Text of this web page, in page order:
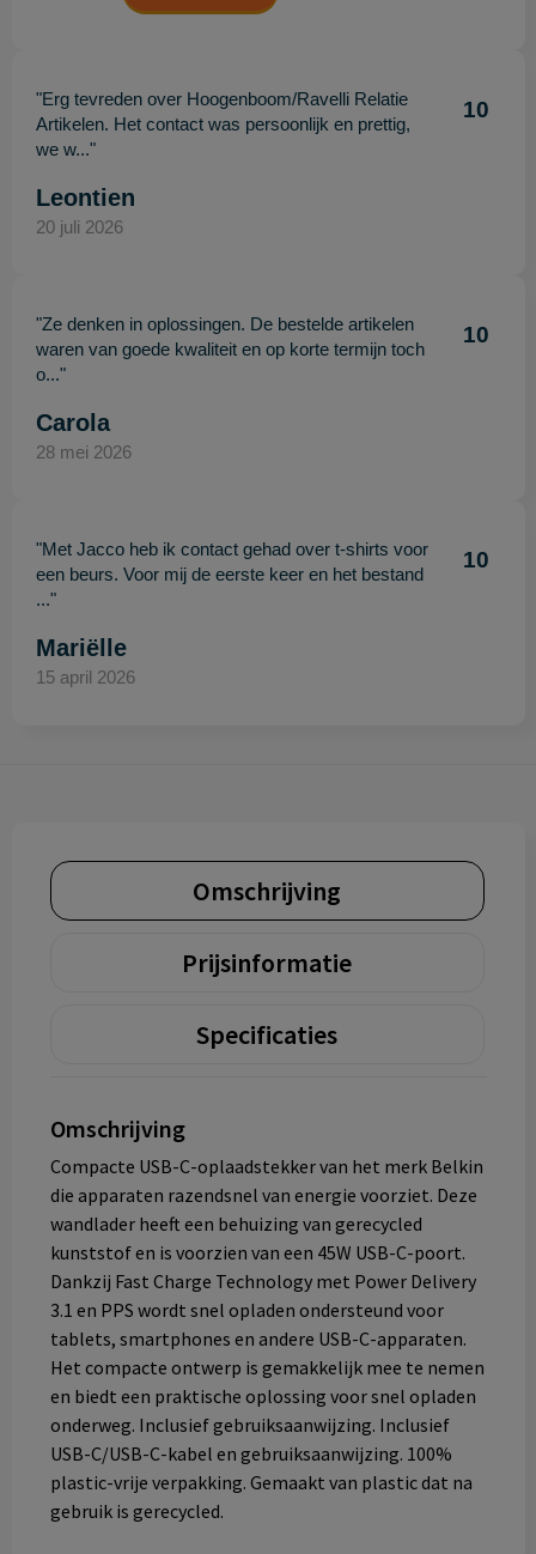
"Erg tevreden over Hoogenboom/Ravelli Relatie
Artikelen. Het contact was persoonlijk en prettig,
we w..."
10
Leontien
20 juli 2026
"Ze denken in oplossingen. De bestelde artikelen
waren van goede kwaliteit en op korte termijn toch
o..."
10
Carola
28 mei 2026
"Met Jacco heb ik contact gehad over t-shirts voor
een beurs. Voor mij de eerste keer en het bestand
..."
10
Mariëlle
15 april 2026
Omschrijving
Prijsinformatie
Specificaties
Omschrijving
Compacte USB-C-oplaadstekker van het merk Belkin
die apparaten razendsnel van energie voorziet. Deze
wandlader heeft een behuizing van gerecycled
kunststof en is voorzien van een 45W USB-C-poort.
Dankzij Fast Charge Technology met Power Delivery
3.1 en PPS wordt snel opladen ondersteund voor
tablets, smartphones en andere USB-C-apparaten.
Het compacte ontwerp is gemakkelijk mee te nemen
en biedt een praktische oplossing voor snel opladen
onderweg. Inclusief gebruiksaanwijzing. Inclusief
USB-C/USB-C-kabel en gebruiksaanwijzing. 100%
plastic-vrije verpakking. Gemaakt van plastic dat na
gebruik is gerecycled.